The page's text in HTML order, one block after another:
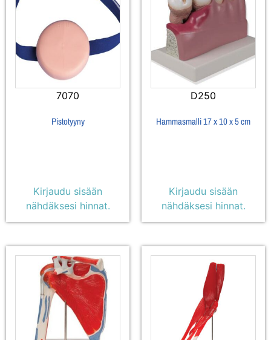
7070
Pistotyyny
Kirjaudu sisään
nähdäksesi hinnat.
D250
Hammasmalli 17 x 10 x 5 cm
Kirjaudu sisään
nähdäksesi hinnat.